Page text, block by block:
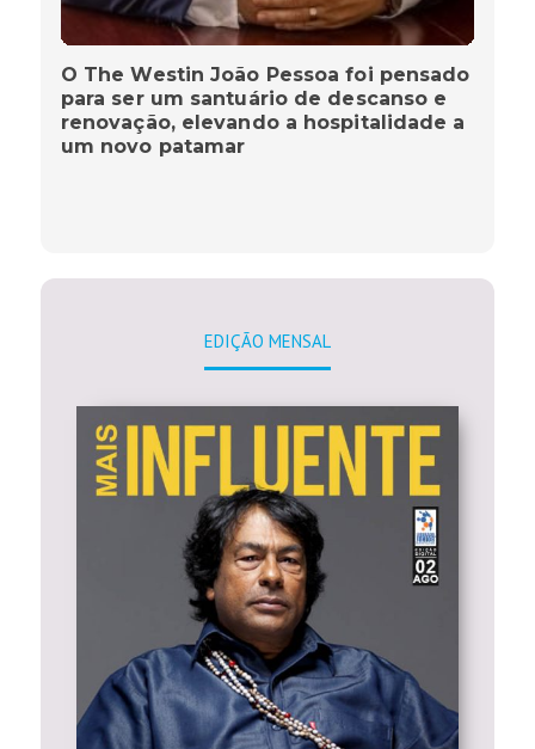
O The Westin João Pessoa foi pensado
para ser um santuário de descanso e
renovação, elevando a hospitalidade a
um novo patamar
EDIÇÃO MENSAL